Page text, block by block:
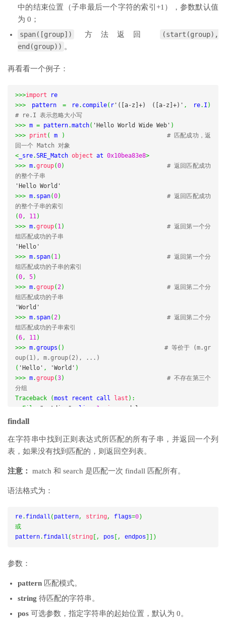
中的结束位置（子串最后一个字符的索引+1），参数默认值
为 0；
span([group])
方法返回
(start(group),
end(group)) 。
再看看一个例子：
>>>import
>>> pattern = re. compile( r '([a-z]+) ([a-z]+)' , re. I )
# re.I 表示忽略大小写
>>> m = pattern.match( 'Hello World Wide Web' )
>>> print ( m )
# 匹配成功，返
回一个 Match 对象
< _sre.SRE_Match object at 0x10bea83e8>
>>> m.group(0)
# 返回匹配成功
的整个子串
'Hello World'
>>> m. span(0)
# 返回匹配成功
的整个子串的索引
(0, 11)
>>> m.group( 1)
# 返回第一个分
组匹配成功的子串
'Hello'
>>> m. span( 1)
# 返回第一个分
组匹配成功的子串的索引
(0, 5)
>>> m.group(2)
# 返回第二个分
组匹配成功的子串
'World'
>>> m. span(2)
# 返回第二个分
组匹配成功的子串索引
(6, 11)
>>> m.groups ()
# 等价于 (m.gr
oup(1), m.group(2), ...)
( 'Hello' , 'World' )
>>> m.group(3)
# 不存在第三个
分组
Traceback
(most recent call last ):
File
"<stdin>" line 1
<module>
IndexError
findall
在字符串中找到正则表达式所匹配的所有子串，并返回一个列
表，如果没有找到匹配的，则返回空列表。
注意： match 和 search 是匹配一次 findall 匹配所有。
语法格式为：
re .findall( pattern, string, flags=0 )
或
pattern .findall( string [, pos [, endpos ]])
参数：
pattern 匹配模式。
string 待匹配的字符串。
pos 可选参数，指定字符串的起始位置，默认为 0。